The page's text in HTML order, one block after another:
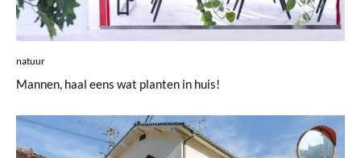
natuur
Mannen, haal eens wat planten in huis!